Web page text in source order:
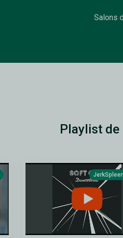
Salons
Playlist de